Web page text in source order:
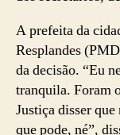
A prefeita da
Resplandes
da decisão. “Eu
tranquila. Foram
Justiça disser
que pode, né”,